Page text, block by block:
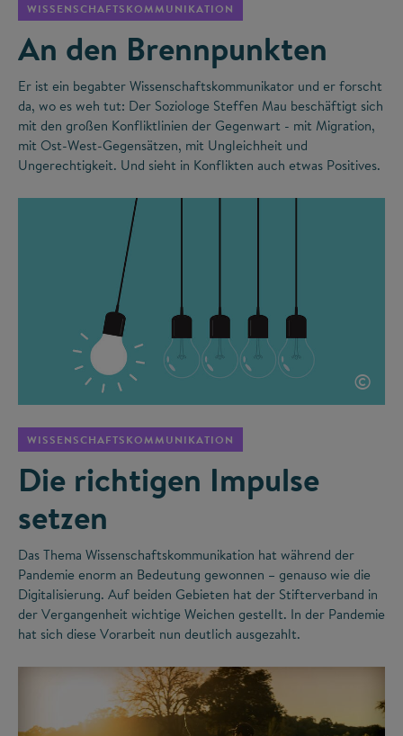
WISSENSCHAFTSKOMMUNIKATION
An den Brennpunkten
Er ist ein begabter Wissenschaftskommunikator und er forscht
da, wo es weh tut: Der Soziologe Steffen Mau beschäftigt sich
mit den großen Konfliktlinien der Gegenwart - mit Migration,
mit Ost-West-Gegensätzen, mit Ungleichheit und
Ungerechtigkeit. Und sieht in Konflikten auch etwas Positives.
©
WISSENSCHAFTSKOMMUNIKATION
Die richtigen Impulse
setzen
Das Thema Wissenschaftskommunikation hat während der
Pandemie enorm an Bedeutung gewonnen – genauso wie die
Digitalisierung. Auf beiden Gebieten hat der Stifterverband in
der Vergangenheit wichtige Weichen gestellt. In der Pandemie
hat sich diese Vorarbeit nun deutlich ausgezahlt.